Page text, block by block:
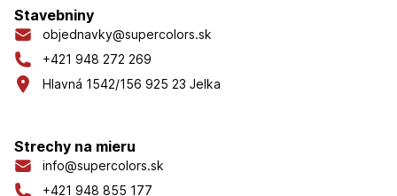
Stavebniny
objednavky@supercolors.sk
+421 948 272 269
Hlavná 1542/156 925 23 Jelka
Strechy na mieru
info@supercolors.sk
+421 948 855 177